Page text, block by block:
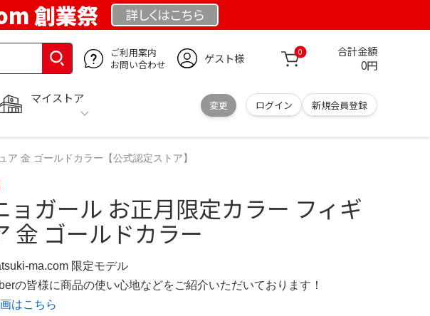
創業祭 詳しくはこちら
ご利用案内
お問い合わせ
ゲスト様 0 合計金額
0円
マイストア
変更 ログイン 新規会員登録
金 ゴールドカラー【公式認定ストア】
ョガール お正月限定カラー フィギ
金 ゴールドカラー
ma.com 限定モデル
の皆様に商品の使い心地などをご紹介いただいております！
はこちら